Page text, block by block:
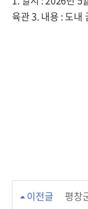
육관 3. 내용 : 도내
이전글 평창